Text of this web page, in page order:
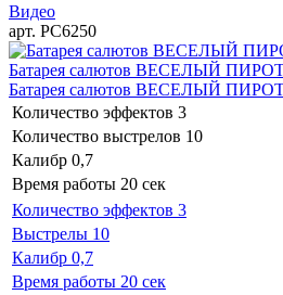
Видео
арт. РС6250
Батарея салютов ВЕСЕЛЫЙ
Батарея салютов ВЕСЕЛЫЙ
Количество эффектов 3
Количество выстрелов 10
Калибр 0,7
Время работы 20 сек
Количество эффектов 3
Выстрелы 10
Калибр 0,7
Время работы 20 сек